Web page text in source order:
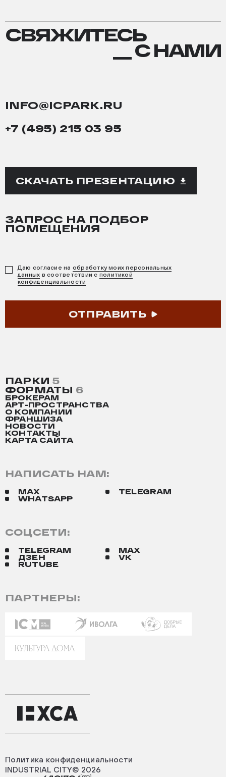
СВЯЖИТЕСЬ
СВЯЖИТЕСЬ
__ С НАМИ
INFO@ICPARK.RU
+7 (495) 215 03 95
СКАЧАТЬ ПРЕЗЕНТАЦИЮ
ПАРКИ 5
ФОРМАТЫ 6
БРОКЕРАМ
АРТ-ПРОСТРАНСТВА
О КОМПАНИИ
ФРАНШИЗА
НОВОСТИ
КОНТАКТЫ
КАРТА САЙТА
ЗАПРОС НА ПОДБОР
ПОМЕЩЕНИЯ
Даю согласие на обработку моих персональных
данных в соответствии с политикой
конфиденциальности
ОТПРАВИТЬ
ПАРТНЕРЫ:
СОЦСЕТИ:
TELEGRAM
MAX
ДЗЕН
VK
RUTUBE
НАПИСАТЬ НАМ:
MAX
TELEGRAM
WHATSAPP
Политика конфиденциальности
INDUSTRIAL CITY© 2026